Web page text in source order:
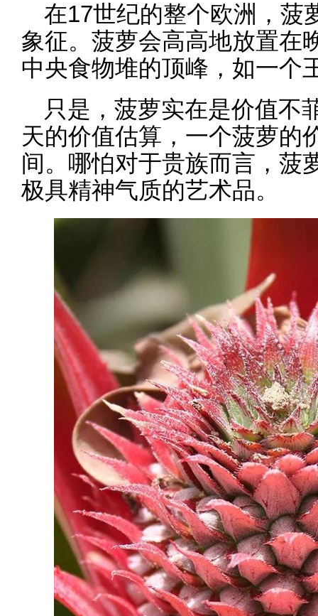
在17世纪的整个欧洲，菠
象征。菠萝会高高地放置在
中央食物堆的顶峰，如一个
只是，菠萝实在是价值不
天的价值估算，一个菠萝的
间。哪怕对于贵族而言，菠
极具精神气质的艺术品。